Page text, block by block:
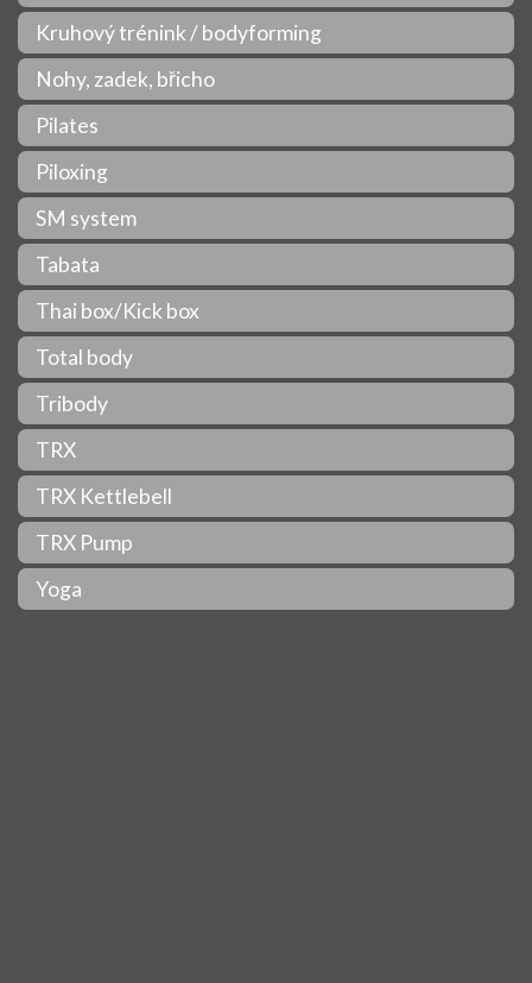
Kruhový trénink / bodyforming
Nohy, zadek, břicho
Pilates
Piloxing
SM system
Tabata
Thai box/Kick box
Total body
Tribody
TRX
TRX Kettlebell
TRX Pump
Yoga